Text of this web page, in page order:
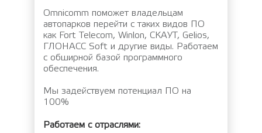
Omnicomm поможет владельцам
автопарков перейти с таких видов ПО
как Fort Telecom, Winlon, СКАУТ, Gelios,
ГЛОНАСС Soft и другие виды. Работаем
с обширной базой программного
обеспечения.
Мы задействуем потенциал ПО на
100%
Работаем с отраслями: